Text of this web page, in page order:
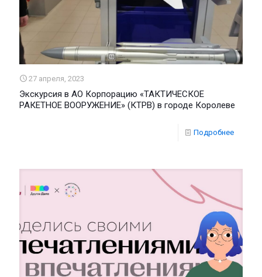
27 апреля, 2023
Экскурсия в АО Корпорацию «ТАКТИЧЕСКОЕ
РАКЕТНОЕ ВООРУЖЕНИЕ» (КТРВ) в городе Королеве
Подробнее